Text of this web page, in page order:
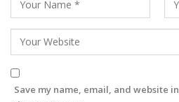
Save my name, email, and website